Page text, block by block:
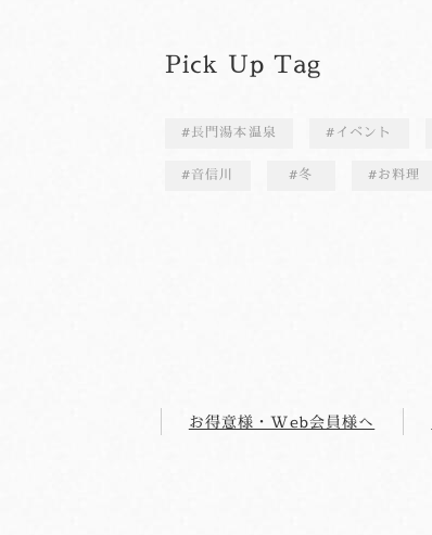
Pick Up Tag
長門湯本温泉 イベント
音信川 冬 お料理
お得意様・Web会員様へ